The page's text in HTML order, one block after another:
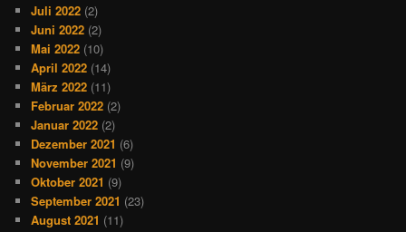
Juli 2022 (2)
Juni 2022 (2)
Mai 2022 (10)
April 2022 (14)
März 2022 (11)
Februar 2022 (2)
Januar 2022 (2)
Dezember 2021 (6)
November 2021 (9)
Oktober 2021 (9)
September 2021 (23)
August 2021 (11)